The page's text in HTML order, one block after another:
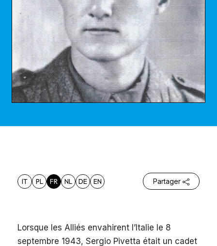
IT PL FR NL DE EN Partager
Lorsque les Alliés envahirent l’Italie le 8
septembre 1943, Sergio Pivetta était un cadet